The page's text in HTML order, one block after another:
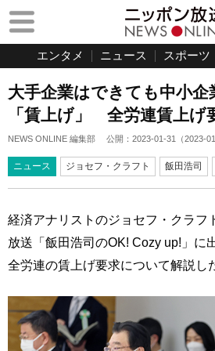
エンタメ ニュース スポーツ
大手企業はできても中小企
「賃上げ」 全労連賃上げ
NEWS ONLINE 編集部 公開： 2023-01-31 （2023-
ニュース ジョセフ・クラフト 飯田浩司
経済アナリストのジョセフ・クラフ
放送「飯田浩司のOK! Cozy up!」に
全労連の賃上げ要求について解説し